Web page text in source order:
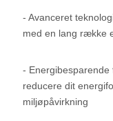
- Avanceret
med en lang række
-
reducere dit
miljøpåvirkning